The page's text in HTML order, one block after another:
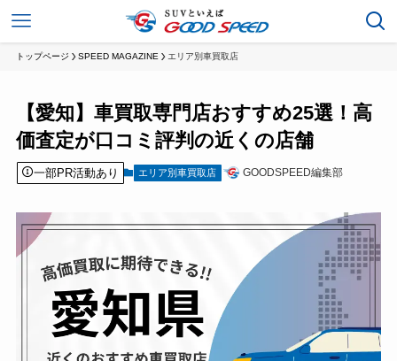
トップページ SPEED MAGAZINE エリア別車買取店
【愛知】車買取専門店おすすめ25選！高
価査定が口コミ評判の近くの店舗
一部PR活動あり エリア別車買取店 GOODSPEED編集部